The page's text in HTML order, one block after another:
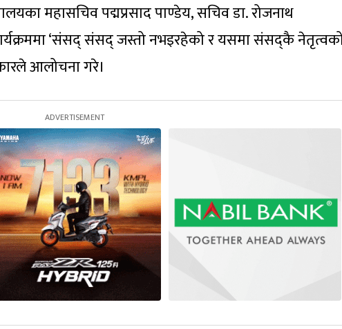
महासचिव पद्मप्रसाद पाण्डेय, सचिव डा. रोजनाथ
‘संसद् संसद् जस्तो नभइरहेको र यसमा संसद्कै
आलोचना गरे।